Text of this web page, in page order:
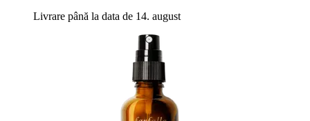
Livrare până la data de 14. august